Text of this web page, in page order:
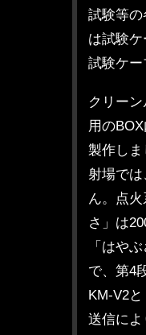
試験等
は試験
試験ケ
クリー
用の
製作しま
射場で
ん。点
さ」は
「はや
で、第4
KM-V2
送信に